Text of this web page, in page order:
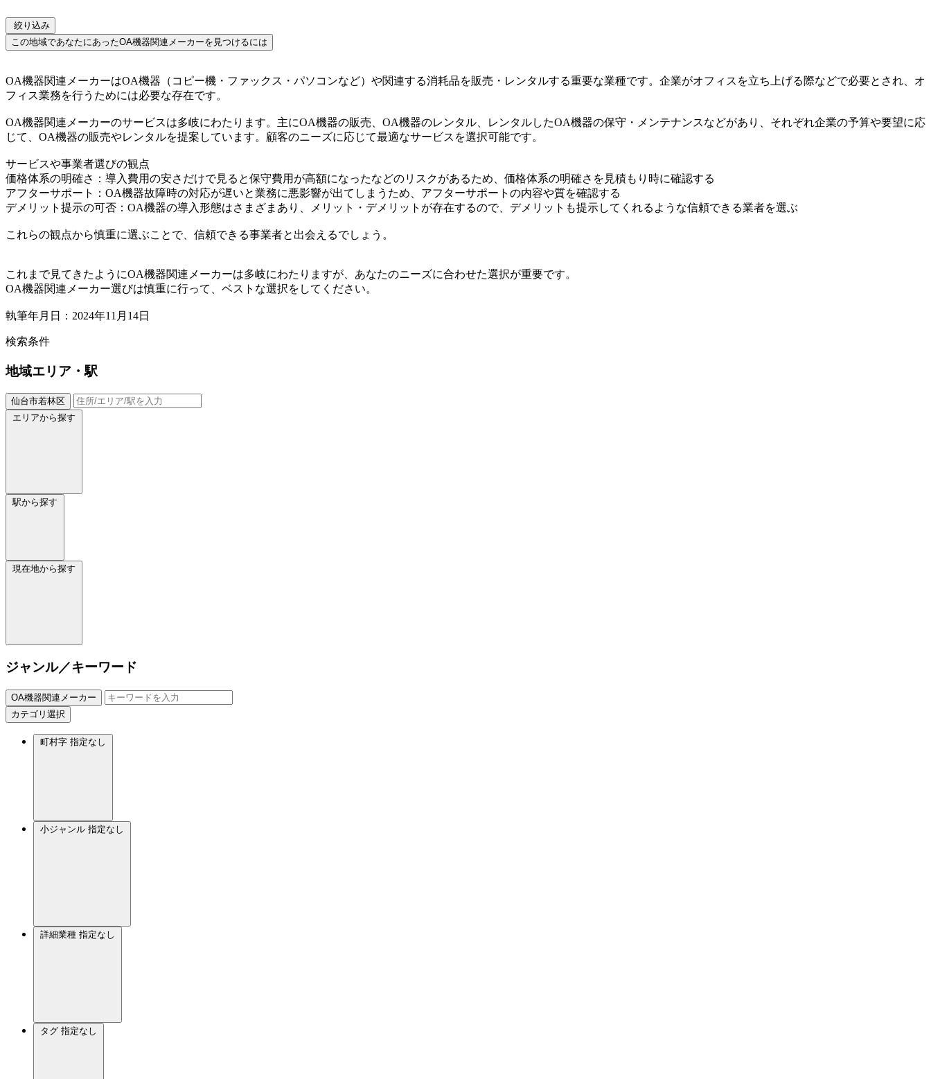
絞り込み
この地域であなたにあったOA機器関連メーカーを見つけるには
OA機器関連メーカーはOA機器（コピー機・ファックス・パソコンなど）や関連する消耗品を販売・レンタルする重要な業種です。企業がオフィスを立ち上げる際などで必要とされ、オ
フィス業務を行うためには必要な存在です。
OA機器関連メーカーのサービスは多岐にわたります。主にOA機器の販売、OA機器のレンタル、レンタルしたOA機器の保守・メンテナンスなどがあり、それぞれ企業の予算や要望に応
じて、OA機器の販売やレンタルを提案しています。顧客のニーズに応じて最適なサービスを選択可能です。
サービスや事業者選びの観点
価格体系の明確さ：導入費用の安さだけで見ると保守費用が高額になったなどのリスクがあるため、価格体系の明確さを見積もり時に確認する
アフターサポート：OA機器故障時の対応が遅いと業務に悪影響が出てしまうため、アフターサポートの内容や質を確認する
デメリット提示の可否：OA機器の導入形態はさまざまあり、メリット・デメリットが存在するので、デメリットも提示してくれるような信頼できる業者を選ぶ
これらの観点から慎重に選ぶことで、信頼できる事業者と出会えるでしょう。
これまで見てきたようにOA機器関連メーカーは多岐にわたりますが、あなたのニーズに合わせた選択が重要です。
OA機器関連メーカー選びは慎重に行って、ベストな選択をしてください。
執筆年月日：2024年11月14日
検索条件
地域エリア・駅
仙台市若林区
エリアから探す
駅から探す
現在地から探す
ジャンル／キーワード
OA機器関連メーカー
カテゴリ選択
町村字 指定なし
小ジャンル 指定なし
詳細業種 指定なし
タグ 指定なし